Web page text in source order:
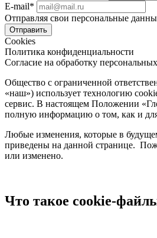
E-mail*
Отправляя свои персональные
Cookies
Политика конфиденциальности
Согласие на обработку
Общество с ограниченной
«наш») использует технологию
сервис. В настоящем Положении
полную информацию о том, как и
Любые изменения, которые в
приведены на данной странице.
или изменено.
Что такое cookie-